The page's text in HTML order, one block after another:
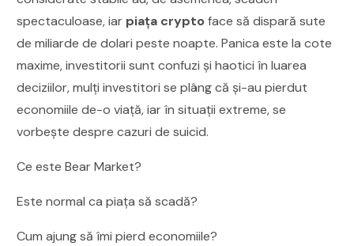
spectaculoase, iar piața crypto face să dispară sute
de miliarde de dolari peste noapte. Panica este la cote
maxime, investitorii sunt confuzi și haotici în luarea
deciziilor, mulți investitori se plâng că și-au pierdut
economiile de-o viață, iar în situații extreme, se
vorbește despre cazuri de suicid.
Ce este Bear Market?
Este normal ca piața să scadă?
Cum ajung să îmi pierd economiile?